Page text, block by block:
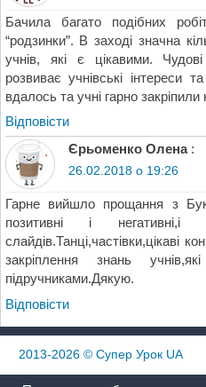
Бачила багато подібних
“родзинки”. В заході значна
учнів, які є цікавими.
розвиває учнівські інтереси
вдалось та учні гарно
Відповіcти
Єрьоменко Олена :
26.02.2018 о 19:26
Гарне вийшло прощання з
позитивні і
слайдів.Танці,частівки,цікаві
закріплення знань
підручниками.Дякую.
Відповіcти
2013-2026 © Супер Урок UA